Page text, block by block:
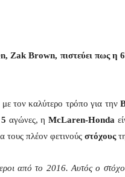
Zak Brown, πιστεύει πως η 6
με τον καλύτερο τρόπο για την
5 αγώνες, η McLaren-Honda
τους πλέον φετινούς στόχους
από το 2016. Αυτός ο